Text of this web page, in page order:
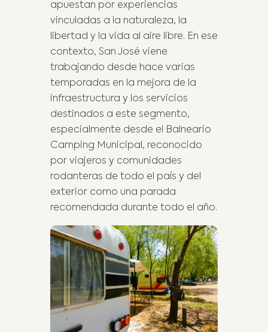
apuestan por experiencias
vinculadas a la naturaleza, la
libertad y la vida al aire libre. En ese
contexto, San José viene
trabajando desde hace varias
temporadas en la mejora de la
infraestructura y los servicios
destinados a este segmento,
especialmente desde el Balneario
Camping Municipal, reconocido
por viajeros y comunidades
rodanteras de todo el país y del
exterior como una parada
recomendada durante todo el año.